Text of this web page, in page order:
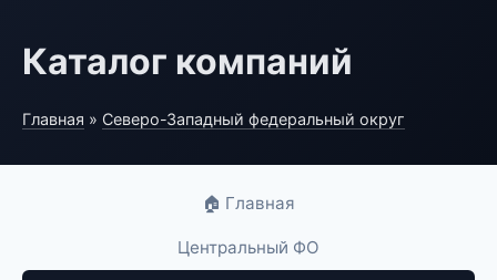
Каталог компаний
Главная » Северо-Западный федеральный округ
🏠 Главная
Центральный ФО